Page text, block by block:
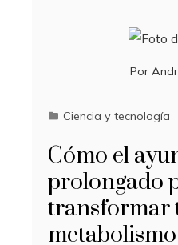
Por
Ciencia y tecnología
Cómo el
prolongado
transformar